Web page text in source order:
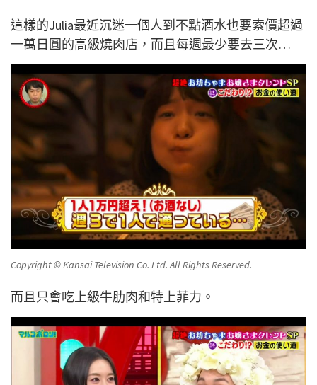
這樣的Julia最近沉迷一個人到不點酒水也要索價超過
一萬日圓的高級燒肉店，而且每週最少要去三次…
Copyright © Kansai Television Co. Ltd. All Rights Reserved.
而且只會吃上級牛肋肉和特上菲力。